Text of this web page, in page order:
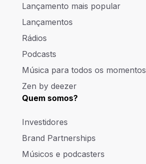
Lançamento mais popular
Lançamentos
Rádios
Podcasts
Música para todos os momentos
Zen by deezer
Quem somos?
Investidores
Brand Partnerships
Músicos e podcasters